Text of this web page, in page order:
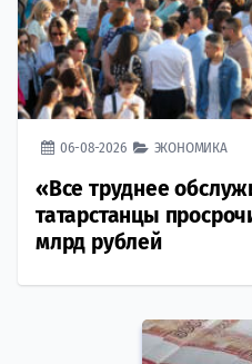
06-08-2026 ЭКОНОМИКА
«Все труднее
татарстанцы
млрд рублей